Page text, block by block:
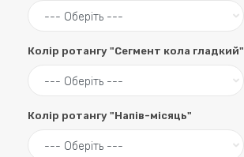
Колір ротангу "Сегмент кола гладкий"
Колір ротангу "Напів-місяць"